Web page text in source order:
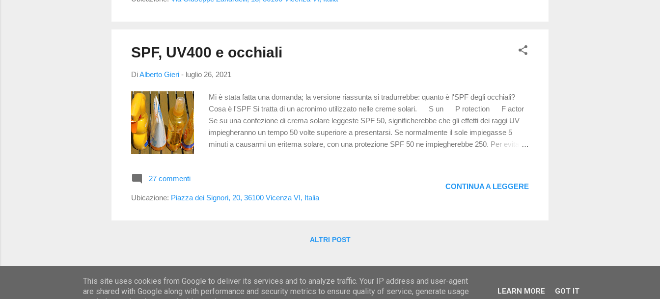
focalizzare da distante) che si dovrebbe sviluppar...
SPF, UV400 e occhiali
DiAlberto Gieri - luglio 26, 2021
Mi è stata fatta una domanda; la versione riassunta si tradurrebbe: quanto è l'SPF degli occhiali?
Cosa è l'SPF Si tratta di un acronimo utilizzato nelle creme solari. S un P rotection F actor
Se su una confezione di crema solare leggeste SPF 50, significherebbe che gli effetti dei raggi UV
impiegheranno un tempo 50 volte superiore a presentarsi. Se normalmente il sole impiegasse 5
minuti a causarmi un eritema solare, con una protezione SPF 50 ne impiegherebbe 250. Per evitare
perdono la capacità di filtrare luce nel tempo... per la precisione non la perdono in un arco di tempo
tanto breve! Per i filtri degli occhiali si parla sempre di lu...
27 commenti
Ubicazione: Piazza dei Signori, 20, 36100 Vicenza VI, Italia
CONTINUA A LEGGERE
ALTRI POST
Copyright di Alberto Gieri
This site uses cookies from Google to deliver its services and to analyze traffic. Your IP address and user-agent
are shared with Google along with performance and security metrics to ensure quality of service, generate usage
LEARN MORE GOT IT